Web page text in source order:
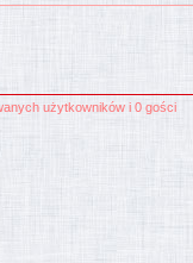
użytkowników i 0 gości